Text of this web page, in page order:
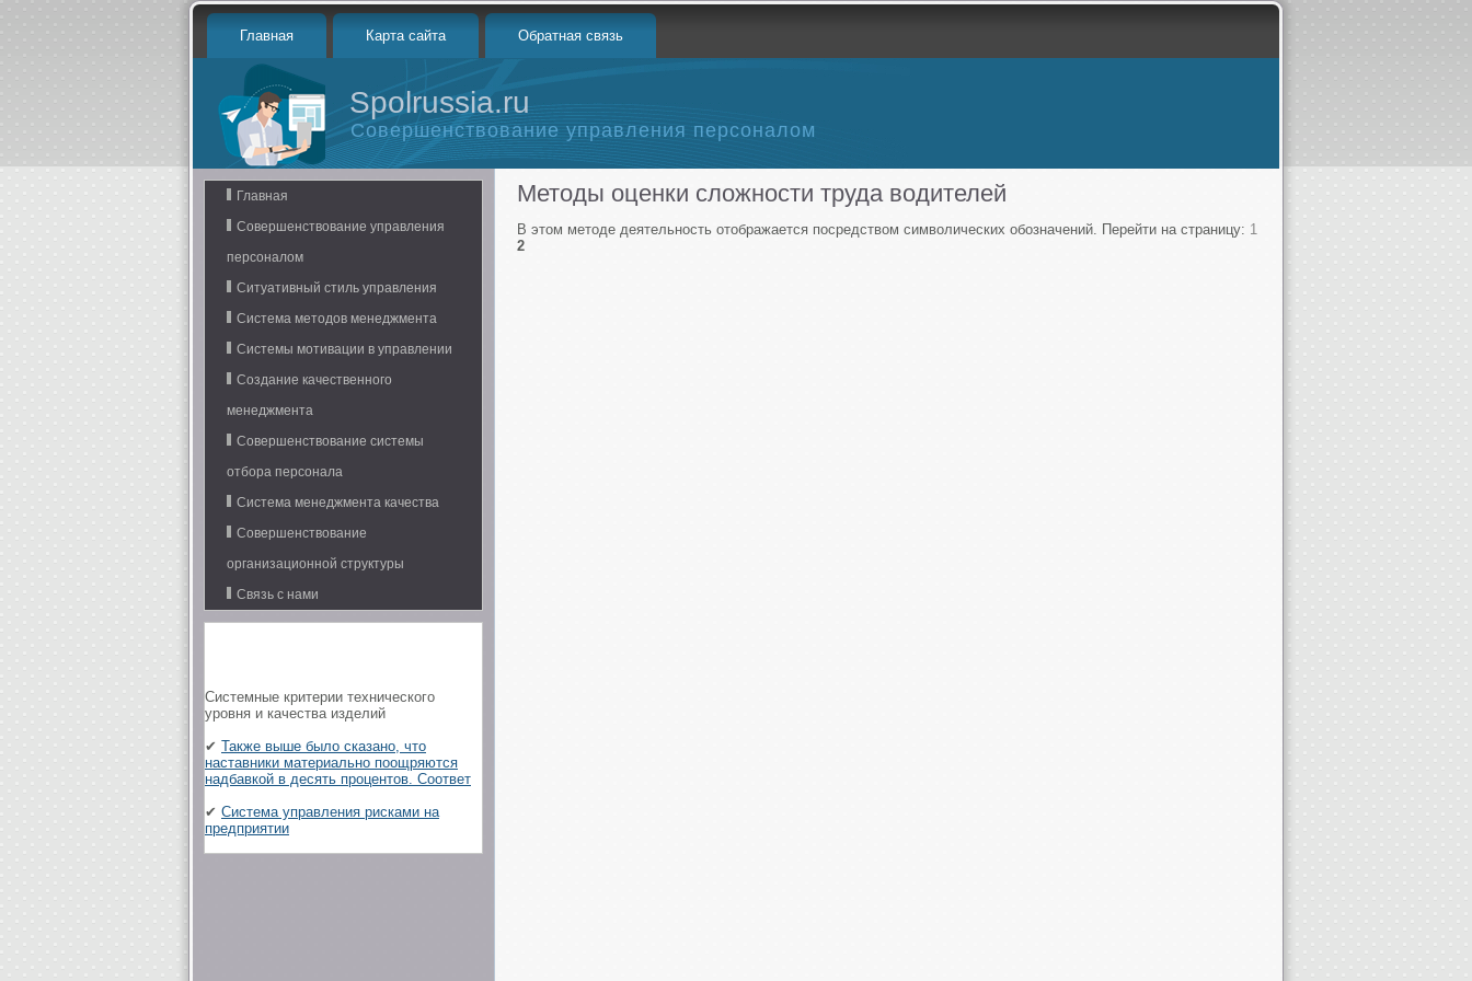
Главная Карта сайта Обратная связь
Spolrussia.ru
Совершенствование управления персоналом
Главная
Совершенствование управления
персоналом
Ситуативный стиль управления
Система методов менеджмента
Системы мотивации в управлении
Создание качественного
менеджмента
Совершенствование системы
отбора персонала
Система менеджмента качества
Совершенствование
организационной структуры
Связь с нами
Системные критерии технического
уровня и качества изделий
✔ Также выше было сказано, что
наставники материально поощряются
надбавкой в десять процентов. Соответ
✔ Система управления рисками на
предприятии
Методы оценки сложности труда водителей
В этом методе деятельность отображается посредством символических обозначений. Перейти на страницу: 1
2